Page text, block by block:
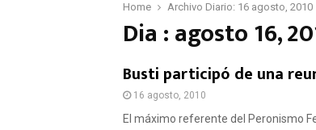
Home Archivo Diario: 16 agosto, 2010
Dia : agosto 16,
Busti participó de una
16 agosto, 2010
El máximo referente del Peronismo